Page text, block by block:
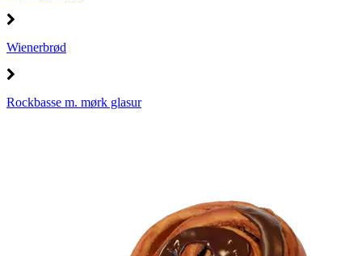
Wienerbrød
Rockbasse m. mørk glasur